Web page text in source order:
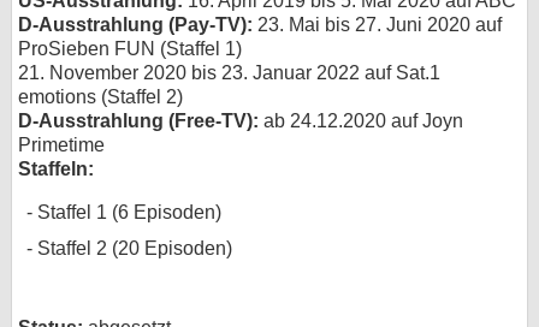
D-Ausstrahlung (Pay-TV): 23. Mai bis 27. Juni 2020 auf
ProSieben FUN (Staffel 1)
21. November 2020 bis 23. Januar 2022 auf Sat.1
emotions (Staffel 2)
D-Ausstrahlung (Free-TV): ab 24.12.2020 auf Joyn
Primetime
Staffeln:
Staffel 1 (6 Episoden)
Staffel 2 (20 Episoden)